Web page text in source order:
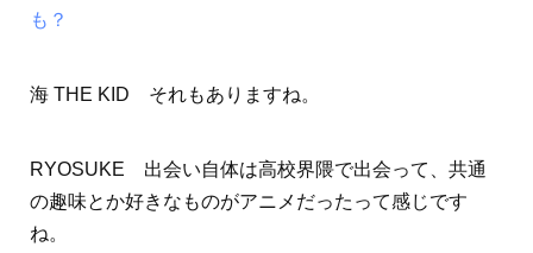
も？
海 THE KID それもありますね。
RYOSUKE 出会い自体は高校界隈で出会って、共通
の趣味とか好きなものがアニメだったって感じです
ね。